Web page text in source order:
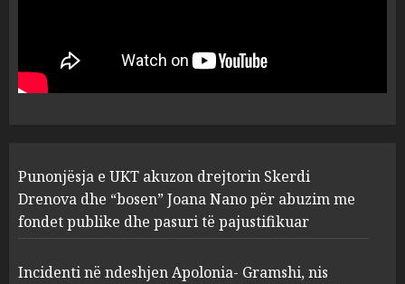
2
procedim penal për Koço
Kokëdhimën (VIDEO)
MARCH 27, 2025
3
sulmuan “One Albania”,
ngjarja u fsheh. A u vodhën
serverat?
MARCH 25, 2025
Punonjësja e UKT akuzon drejtorin Skerdi
Drenova dhe “bosen” Joana Nano për abuzim me
fondet publike dhe pasuri të pajustifikuar
Incidenti në ndeshjen Apolonia- Gramshi, nis